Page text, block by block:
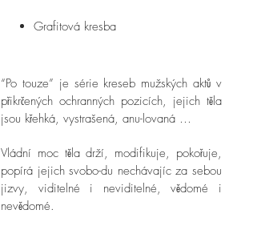
Grafitová kresba
“Po touze” je série kreseb mužských aktů v
přikrčených ochranných pozicích, jejich těla
jsou křehká, vystrašená, anu-lovaná …
Vládní moc těla drží, modifikuje, pokořuje,
popírá jejich svobo-du nechávajíc za sebou
jizvy, viditelné i neviditelné, vědomé i
nevědomé.